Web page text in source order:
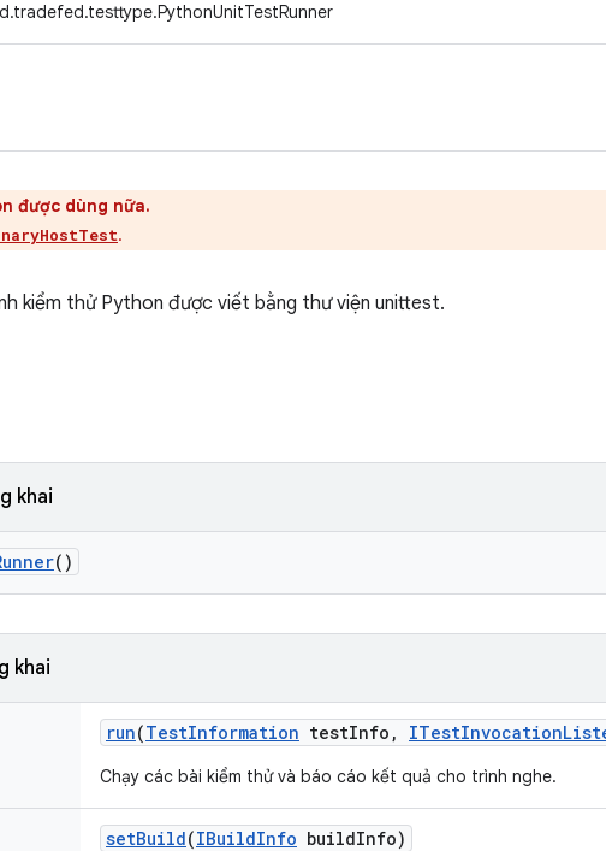
được dùng nữa.
.
kiểm thử Python được viết bằng thư viện unittest.
khai
()
khai
run(TestInformation testInfo , ITestInvocation
Chạy các bài kiểm thử và báo cáo kết quả cho trình nghe.
setBuild(IBuildInfo buildInfo)